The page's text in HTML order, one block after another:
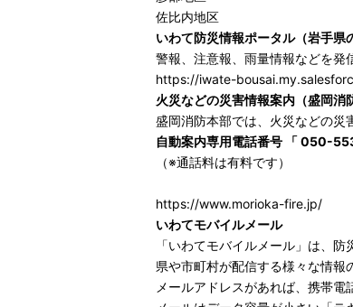
佐比内地区
いわて防災情報ポータル（岩手県
警報、注意報、雨量情報などを発
https://iwate-
火災などの災害情報案内（盛岡消
盛岡消防本部では、火災などの災
自動案内専用電話番号 「 050-
（※通話料は有料です）
https://www.morioka-fire.jp/
いわてモバイルメール
「いわてモバイルメール」は、
県や市町村が配信する様々な情報
メールアドレスがあれば、携帯電